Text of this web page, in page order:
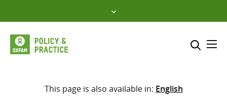
to
content
Sélectionner l’emplacement
This page is also available in: English